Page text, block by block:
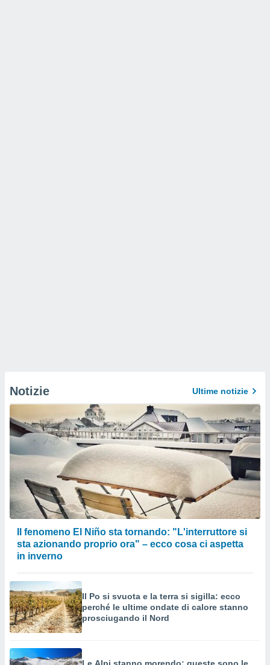
Notizie Ultime notizie
Il fenomeno El Niño sta tornando: "L'interruttore si
sta azionando proprio ora" – ecco cosa ci aspetta
in inverno
Il Po si svuota e la terra si sigilla: ecco
perché le ultime ondate di calore stanno
prosciugando il Nord